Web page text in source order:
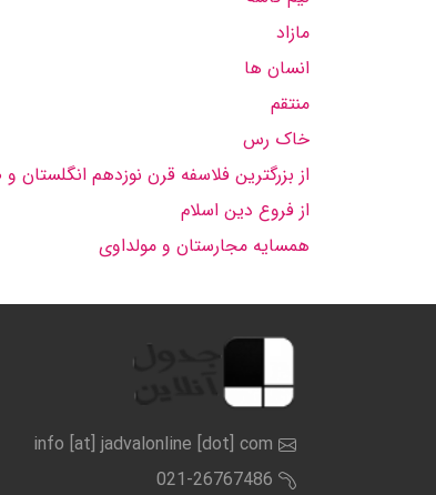
مازاد
انسان ها
منتقم
خاک رس
از بزرگترین فلاسفه قرن نوزدهم
از فروع دین اسلام
همسایه مجارستان و مولداوی
info [at] jadvalonline [dot] com
021-26767486